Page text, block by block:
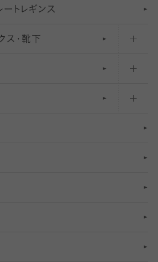
クス（くるぶし上）
はぎ下）
イソックス
ツ
ツ
ツ
イツ
上（防寒・厚手タイツ）
パン）
ング
ング
ー ト レ ギンス
ス・靴下
ックス・靴下
・靴下
クス・靴下
靴下
用ソックス
ーマー
）